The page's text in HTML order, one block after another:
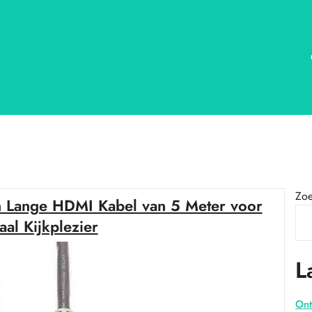
HDMI Kabel van 5 Meter voor
Kijkplezier